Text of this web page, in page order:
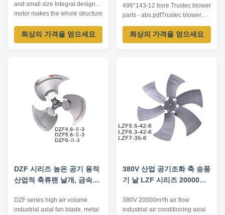
and small size Integral design of
motor makes the whole structure
dimension reduced. 2. wide
speed regulation range, smooth
최상의 가격을 얻으세요
496*143-12 bore Trustec blower
parts - abs.pdfTrustec blower
parts - abs.pdf
최상의 가격을 얻으세요
DZF 시리즈 높은 공기 용적
산업적 축류팬 날개, 금속팬
DZF series high air volume
industrial axial fan blade, metal
380V 산업 공기조화 축 송풍
기 날 LZF 시리즈 20000m
380V 20000m³/h air flow
industrial air conditioning axial